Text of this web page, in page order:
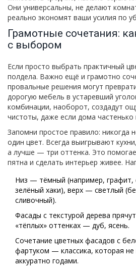
Они универсальны, не делают
реально экономят ваши усилия по
Грамотные сочетания:
с выбором
Если просто выбрать практичный
полдела. Важно ещё и грамотно
провальные решения могут
дорогую мебель в устаревший
комбинации, наоборот, создадут
чистоты, даже если дома
Запомни простое правило: никогда
один цвет. Всегда выигрывают
а лучше — три оттенка. Это
пятна и сделать интерьер живее.
Низ — тёмный (например, графит,
зелёный хаки), верх — светлый
сливочный).
Фасады с текстурой дерева
«тёплых» оттенках — дуб, ясень.
Сочетание цветных фасадов с
фартуком — классика, которая не
аккуратно годами.